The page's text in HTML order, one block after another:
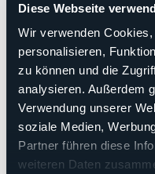
Diese Webseite
Wir verwenden
personalisieren,
zu können und die
analysieren. Außerdem
Verwendung unserer
soziale Medien,
Partner führen diese
weiteren Daten
The 6000 m² garden
outdoor stone table with
gazebo for breakfast
Strukturen für
No
Wellness
No
No